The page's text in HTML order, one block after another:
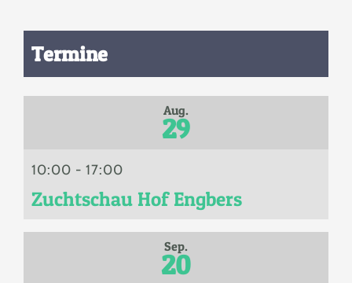
Termine
Aug.
29
10:00 - 17:00
Zuchtschau Hof Engbers
Sep.
20